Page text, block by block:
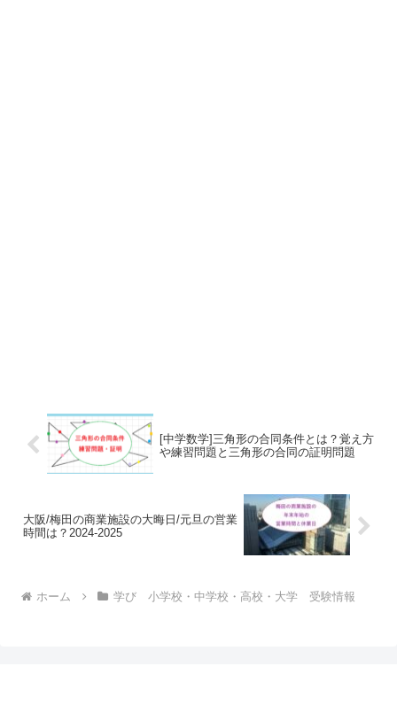
[中学数学]三角形の合同条件とは？覚え方
や練習問題と三角形の合同の証明問題
大阪/梅田の商業施設の大晦日/元旦の営業
時間は？2024-2025
ホーム 学び 小学校・中学校・高校・大学 受験情報